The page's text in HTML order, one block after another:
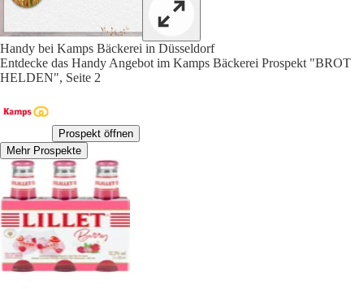
Handy bei Kamps Bäckerei in Düsseldorf
Entdecke das Handy Angebot im Kamps Bäckerei Prospekt "BROT
HELDEN", Seite 2
Prospekt öffnen
Mehr Prospekte